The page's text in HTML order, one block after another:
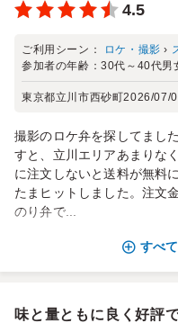
4.5
ご利用シーン： ロケ・撮影 ›
参加者の年齢：30代～40代男
東京都立川市西砂町2026/07/
撮影のロケ弁を探してまし
すと、立川エリアあまりな
に注文しないと送料が無料
たまヒットしました。注文
のり弁で...
すべ
味と量ともに良く好評